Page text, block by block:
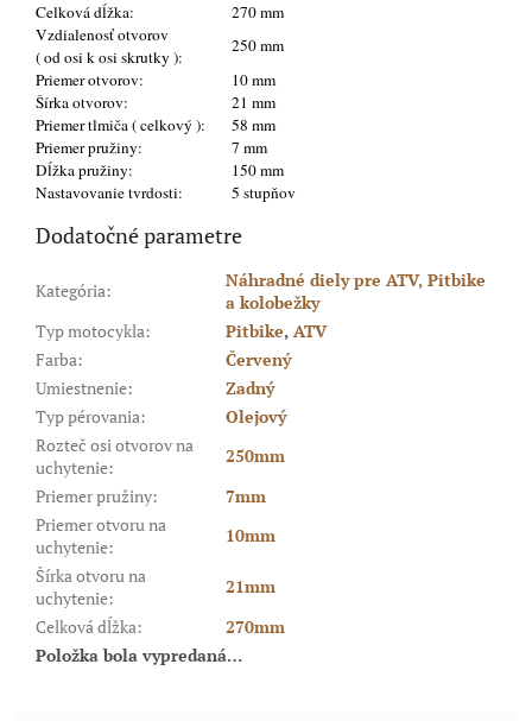
Celková dĺžka:
270 mm
Vzdialenosť otvorov
( od osi k osi skrutky ):
250 mm
Priemer otvorov:
10 mm
Šírka otvorov:
21 mm
Priemer tlmiča ( celkový ):
58 mm
Priemer pružiny:
7 mm
Dĺžka pružiny:
150 mm
Nastavovanie tvrdosti:
5 stupňov
Dodatočné parametre
Kategória:
Náhradné diely pre ATV, Pitbike
a kolobežky
Typ motocykla: Pitbike, ATV
Farba:
Červený
Umiestnenie:
Zadný
Typ pérovania:
Olejový
Rozteč osi otvorov na
uchytenie:
250mm
Priemer pružiny:
7mm
Priemer otvoru na
uchytenie:
10mm
Šírka otvoru na
uchytenie:
21mm
Celková dĺžka:
270mm
Položka bola vypredaná…